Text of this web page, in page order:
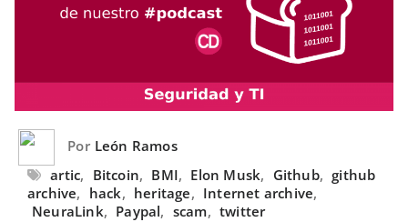
Por León Ramos
artic, Bitcoin, BMI, Elon Musk, Github, github
archive, hack, heritage, Internet archive,
NeuraLink, Paypal, scam, twitter